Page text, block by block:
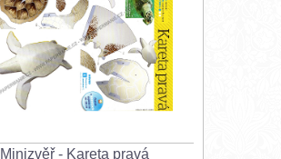
Minizvěř - Kareta pravá